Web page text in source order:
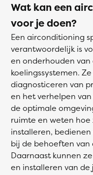
Wat kan een
voor je doen?
Een airconditioning
verantwoordelijk is
en onderhouden
koelingssystemen.
diagnosticeren van
en het verhelpen
de optimale
ruimte en weten
installeren,
bij de behoeften van
Daarnaast kunnen
en installeren van